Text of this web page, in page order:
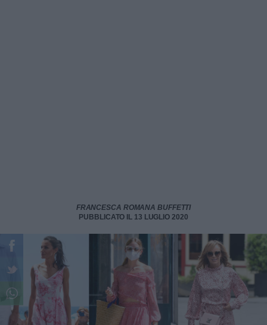
FRANCESCA ROMANA BUFFETTI
PUBBLICATO IL 13 LUGLIO 2020